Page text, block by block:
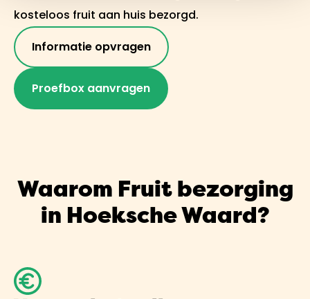
kosteloos fruit aan huis bezorgd.
Informatie opvragen
Proefbox aanvragen
Waarom Fruit bezorging
in Hoeksche Waard?